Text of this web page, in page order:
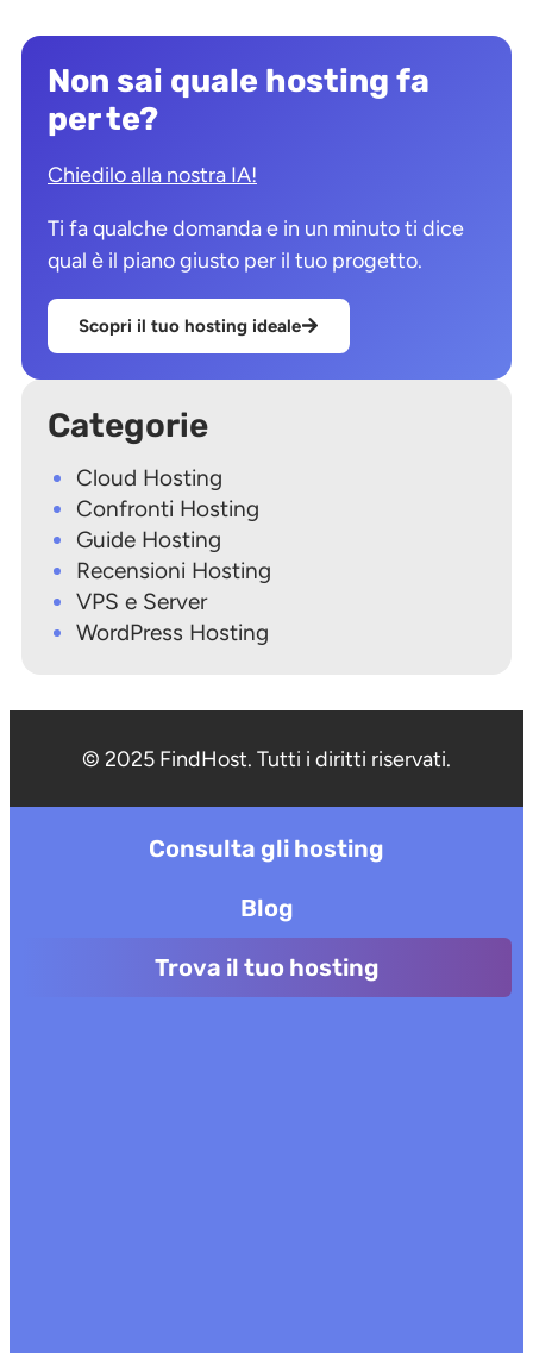
Non sai quale hosting fa
per te?
Chiedilo alla nostra IA!
Ti fa qualche domanda e in un minuto ti dice
qual è il piano giusto per il tuo progetto.
Scopri il tuo hosting ideale
Categorie
Cloud Hosting
Confronti Hosting
Guide Hosting
Recensioni Hosting
VPS e Server
WordPress Hosting
© 2025 FindHost. Tutti i diritti riservati.
Consulta gli hosting
Blog
Trova il tuo hosting